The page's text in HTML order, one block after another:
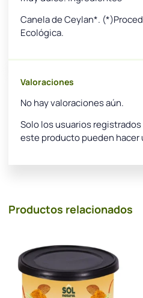
Canela de Ceylan*.
Ecológica.
Valoraciones
No hay valoraciones aún.
Solo los usuarios
este producto pueden hacer
Productos relacionados